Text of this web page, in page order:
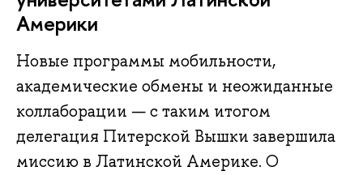
Америки
Новые программы мобильности,
академические обмены и неожиданные
коллаборации — с таким итогом
делегация Питерской Вышки завершила
миссию в Латинской Америке. О